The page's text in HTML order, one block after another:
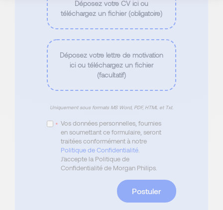
Déposez votre CV ici ou
téléchargez un fichier (obligatoire)
Déposez votre lettre de motivation
ici ou téléchargez un fichier
(facultatif)
Uniquement sous formats MS Word, PDF, HTML et Txt.
* Vos données personnelles, fournies
en soumettant ce formulaire, seront
traitées conformément à notre
Politique de Confidentialité.
J'accepte la Politique de
Confidentialité de Morgan Philips.
Postuler